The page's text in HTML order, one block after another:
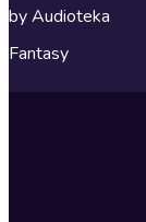
by Audioteka
Fantasy